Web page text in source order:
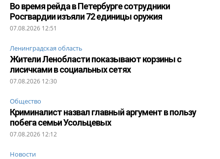
Во время рейда в Петербурге сотрудники
Росгвардии изъяли 72 единицы оружия
07.08.2026 12:51
Ленинградская область
Жители Ленобласти показывают корзины с
лисичками в социальных сетях
07.08.2026 12:30
Общество
Криминалист назвал главный аргумент в пользу
побега семьи Усольцевых
07.08.2026 12:12
Новости